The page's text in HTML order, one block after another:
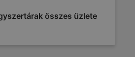
összes üzlete